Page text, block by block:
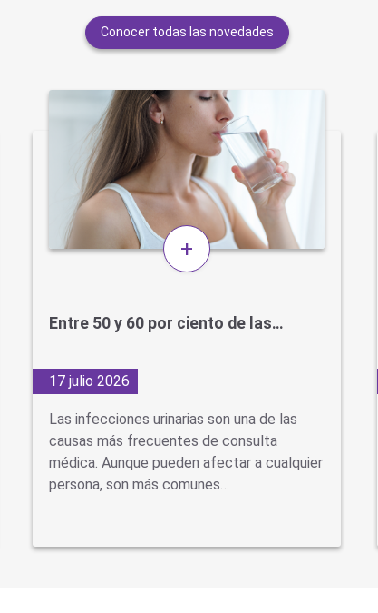
Conocer todas las novedades
+
Entre 50 y 60 por ciento de las…
17 julio 2026
Las infecciones urinarias son una de las
causas más frecuentes de consulta
médica. Aunque pueden afectar a cualquier
persona, son más comunes…